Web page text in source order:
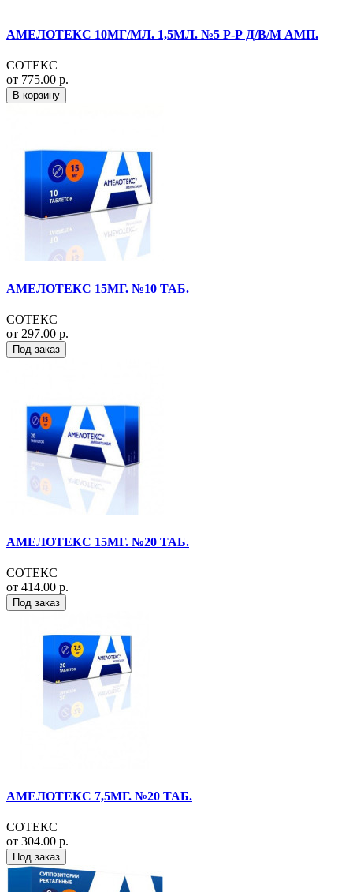
АМЕЛОТЕКС 10МГ/МЛ. 1,5МЛ. №5 Р-Р Д/В/М АМП.
СОТЕКС
от 775.00 р.
В корзину
АМЕЛОТЕКС 15МГ. №10 ТАБ.
СОТЕКС
от 297.00 р.
Под заказ
АМЕЛОТЕКС 15МГ. №20 ТАБ.
СОТЕКС
от 414.00 р.
Под заказ
АМЕЛОТЕКС 7,5МГ. №20 ТАБ.
СОТЕКС
от 304.00 р.
Под заказ